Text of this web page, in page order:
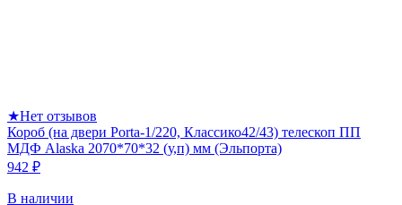
★Нет отзывов
Короб (на двери Porta-1/220, Классико42/43) телескоп ПП
МДФ Alaska 2070*70*32 (у,п) мм (Эльпорта)
942 ₽
В наличии